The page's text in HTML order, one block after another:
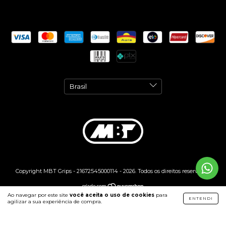
Ao navegar por este site você aceita o uso de cookies para
agilizar a sua experiência de compra.
ENTENDI
Copyright MBT Grips - 21672545000114 - 2026. Todos os direitos reservados.